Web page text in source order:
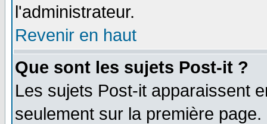
l'administrateur.
Revenir en haut
Que sont les sujets Post-it ?
Les sujets Post-it apparaissent
seulement sur la première